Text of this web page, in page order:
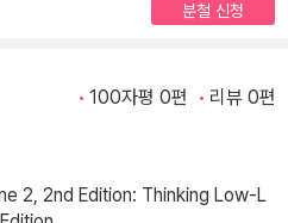
분철 신청
100자평 0편 리뷰 0편
2, 2nd Edition: Thinking Low-L